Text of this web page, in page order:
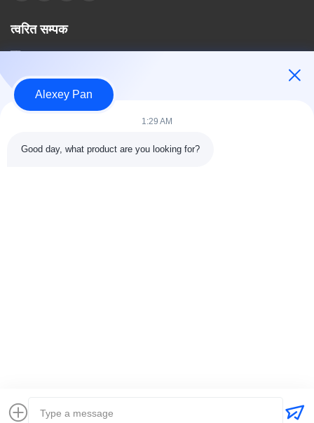
त्वरित सम्पक
घर
उत्पादों
संपर्क करें
श्रेणियाँ
Technology Co.,Ltd. . सर्वाधिकार सुरक्षित। |
Alexey Pan
1:29 AM
Good day, what product are you looking for?